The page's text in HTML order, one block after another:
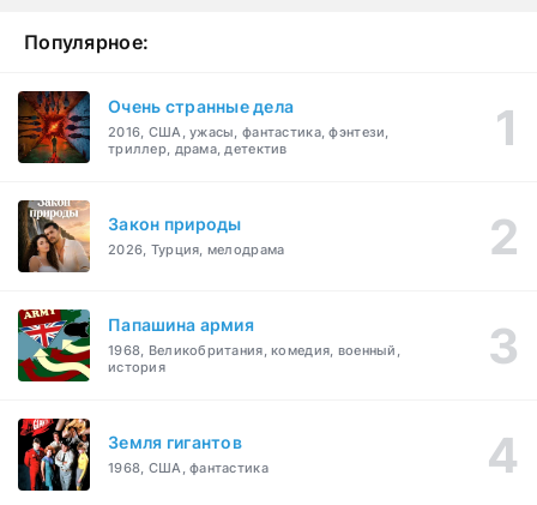
Популярное:
Очень странные дела
2016, США, ужасы, фантастика, фэнтези,
триллер, драма, детектив
Закон природы
2026, Турция, мелодрама
Папашина армия
1968, Великобритания, комедия, военный,
история
Земля гигантов
1968, США, фантастика